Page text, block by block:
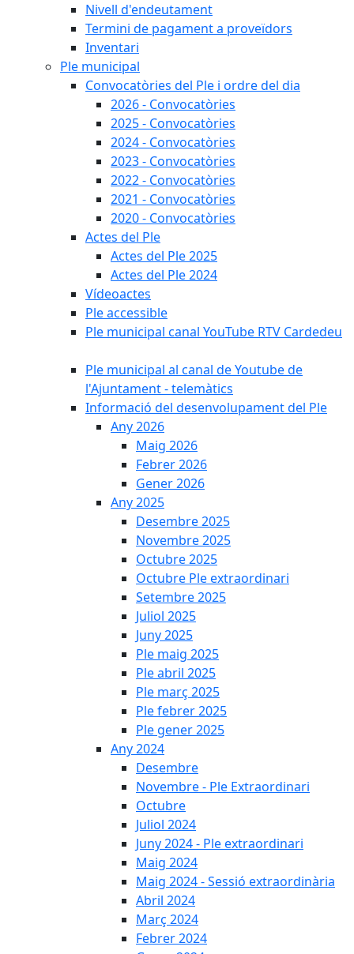
Nivell d'endeutament
Termini de pagament a proveïdors
Inventari
Ple municipal
Convocatòries del Ple i ordre del dia
2026 - Convocatòries
2025 - Convocatòries
2024 - Convocatòries
2023 - Convocatòries
2022 - Convocatòries
2021 - Convocatòries
2020 - Convocatòries
Actes del Ple
Actes del Ple 2025
Actes del Ple 2024
Vídeoactes
Ple accessible
Ple municipal canal YouTube RTV Cardedeu
Ple municipal al canal de Youtube de
l'Ajuntament - telemàtics
Informació del desenvolupament del Ple
Any 2026
Maig 2026
Febrer 2026
Gener 2026
Any 2025
Desembre 2025
Novembre 2025
Octubre 2025
Octubre Ple extraordinari
Setembre 2025
Juliol 2025
Juny 2025
Ple maig 2025
Ple abril 2025
Ple març 2025
Ple febrer 2025
Ple gener 2025
Any 2024
Desembre
Novembre - Ple Extraordinari
Octubre
Juliol 2024
Juny 2024 - Ple extraordinari
Maig 2024
Maig 2024 - Sessió extraordinària
Abril 2024
Març 2024
Febrer 2024